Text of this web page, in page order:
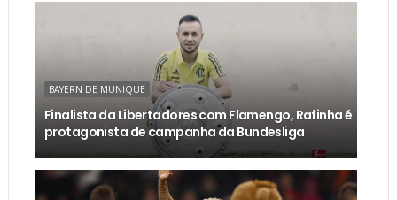
BAYERN DE MUNIQUE
Finalista da Libertadores com Flamengo, Rafinha é
protagonista de campanha da Bundesliga